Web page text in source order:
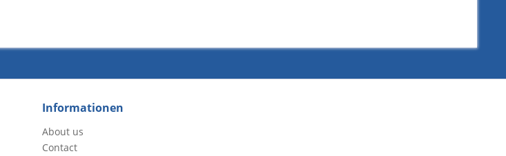
Informationen
About us
Contact